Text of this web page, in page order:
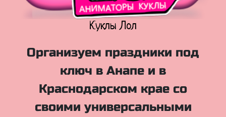
Куклы Лол
Организуем праздники под
ключ в Анапе и в
Краснодарском крае со
своими универсальными